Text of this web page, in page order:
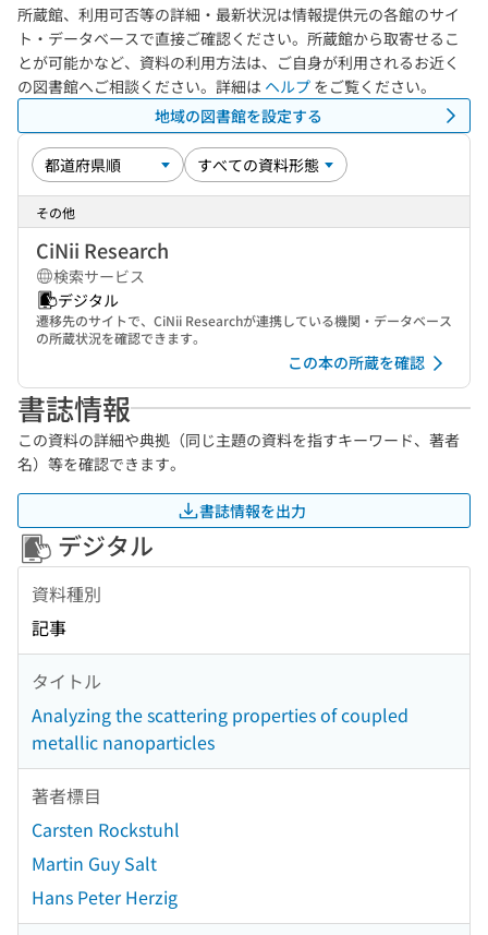
所蔵館、利用可否等の詳細・最新状況は情報提供元の各館のサイ
ト・データベースで直接ご確認ください。所蔵館から取寄せるこ
とが可能かなど、資料の利用方法は、ご自身が利用されるお近く
の図書館へご相談ください。詳細は ヘルプ をご覧ください。
地域の図書館を設定する
その他
CiNii Research
検索サービス
デジタル
遷移先のサイトで、CiNii Researchが連携している機関・データベース
の所蔵状況を確認できます。
この本の所蔵を確認
書誌情報
この資料の詳細や典拠（同じ主題の資料を指すキーワード、著者
名）等を確認できます。
書誌情報を出力
デジタル
資料種別
記事
タイトル
Analyzing the scattering properties of coupled
metallic nanoparticles
著者標目
Carsten Rockstuhl
Martin Guy Salt
Hans Peter Herzig